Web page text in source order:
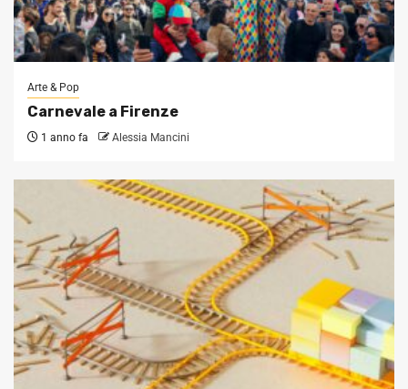
Arte & Pop
Carnevale a Firenze
1 anno fa Alessia Mancini